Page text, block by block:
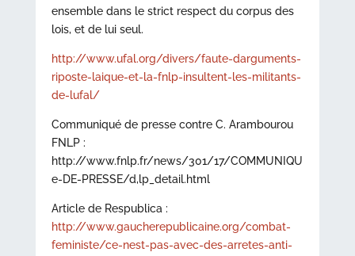
ensemble dans le strict respect du corpus des
lois, et de lui seul.
http://www.ufal.org/divers/faute-darguments-
riposte-laique-et-la-fnlp-insultent-les-militants-
de-lufal/
Communiqué de presse contre C. Arambourou
FNLP :
http://www.fnlp.fr/news/301/17/COMMUNIQU
e-DE-PRESSE/d,lp_detail.html
Article de Respublica :
http://www.gaucherepublicaine.org/combat-
feministe/ce-nest-pas-avec-des-arretes-anti-